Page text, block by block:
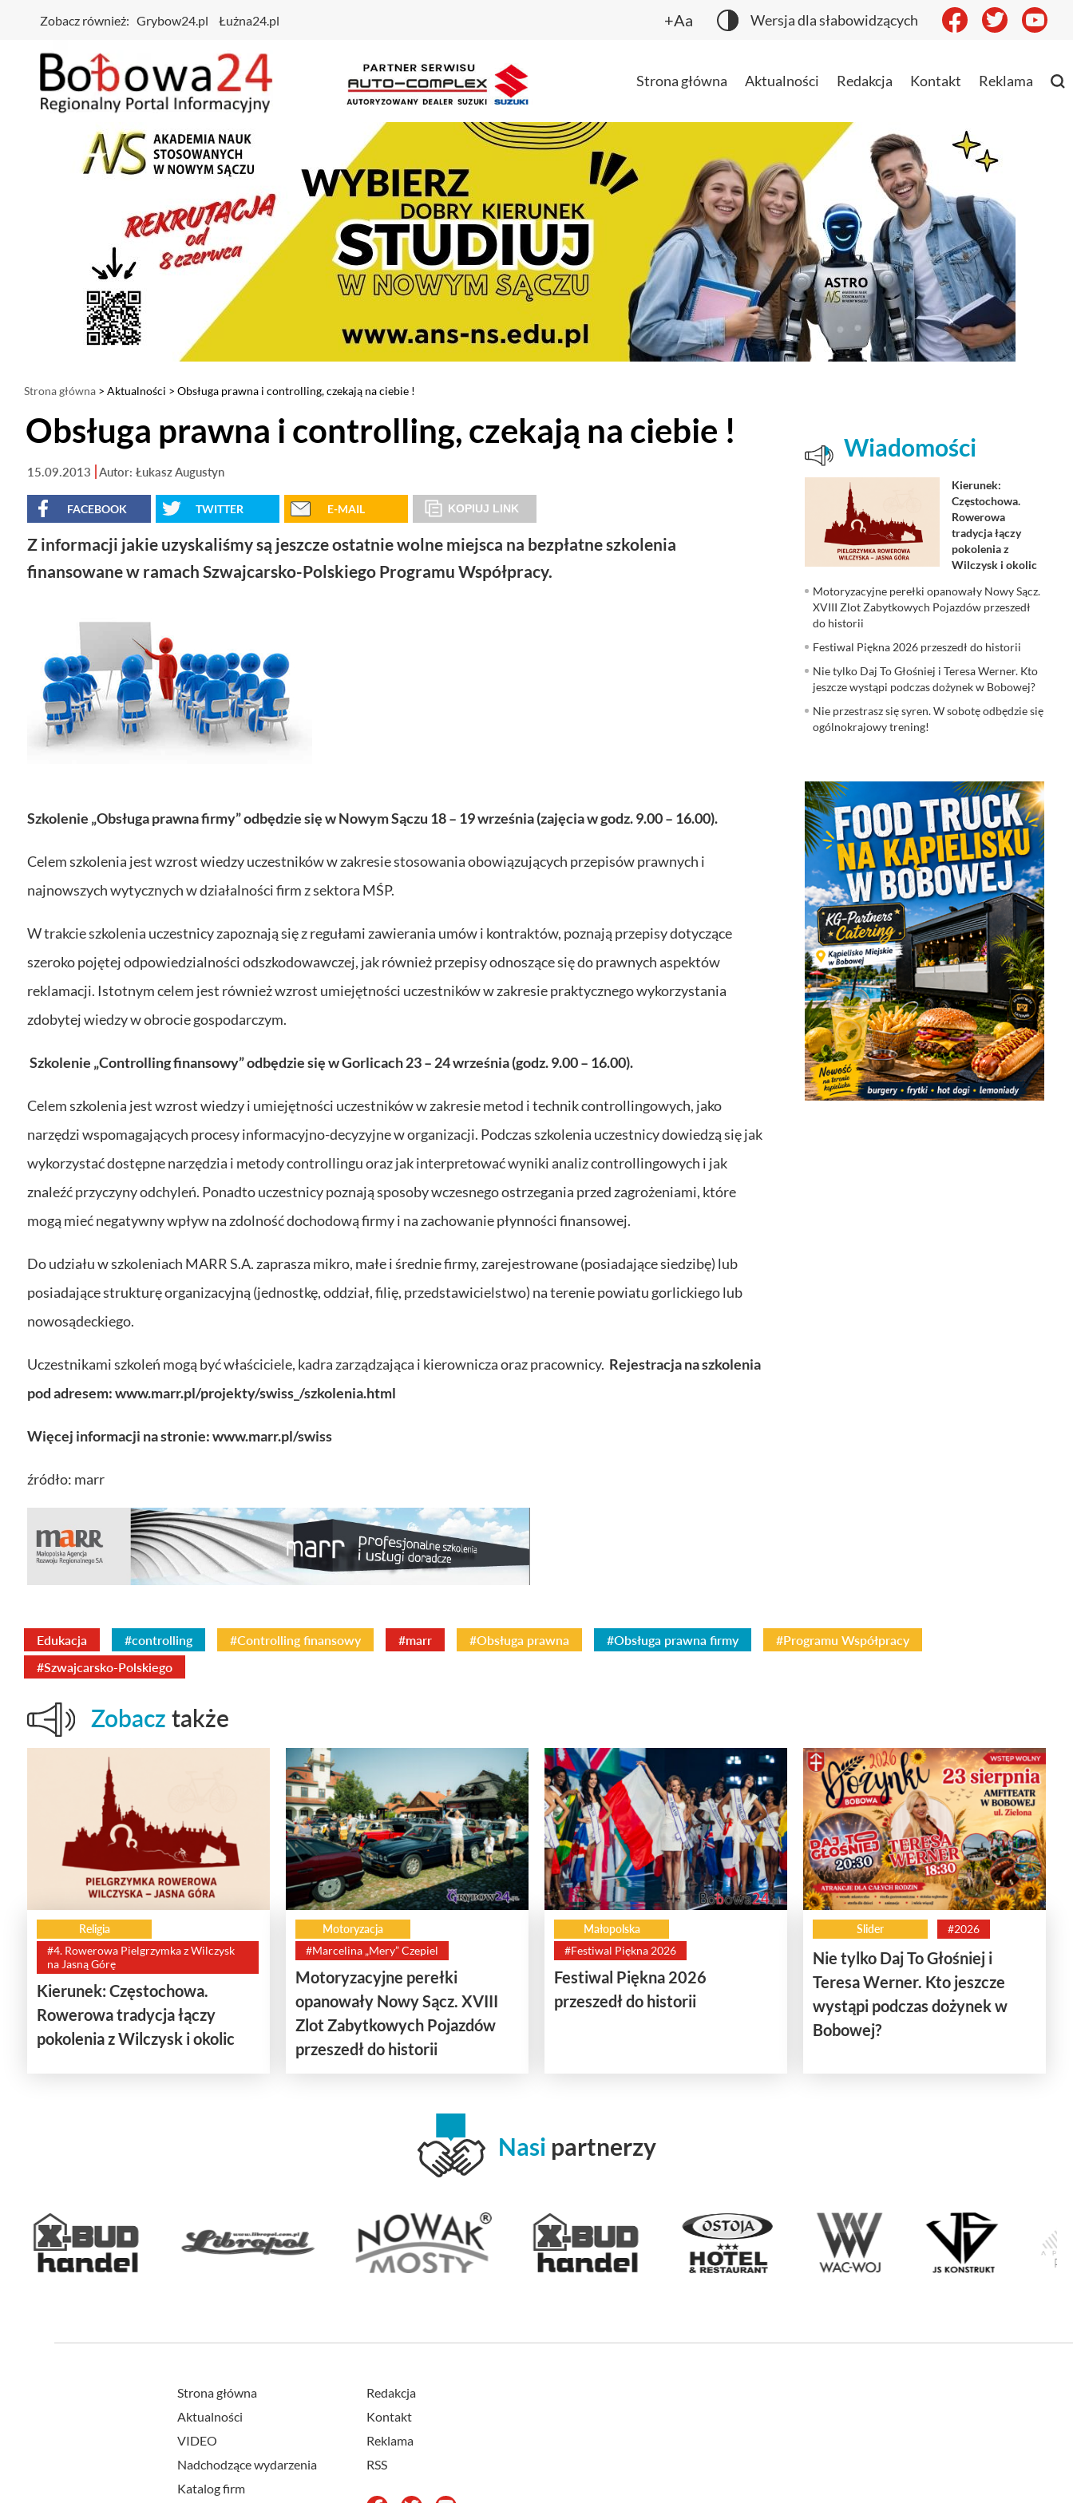
Zobacz również: Grybow24.pl Łużna24.pl +Aa Wersja dla słabowidzących
Strona główna Aktualności Redakcja Kontakt Reklama
Strona główna > Aktualności > Obsługa prawna i controlling, czekają na ciebie !
Obsługa prawna i controlling, czekają na ciebie !
15.09.2013 Autor: Łukasz Augustyn
FACEBOOK TWITTER E-MAIL KOPIUJ LINK
Z informacji jakie uzyskaliśmy są jeszcze ostatnie wolne miejsca na bezpłatne szkolenia
finansowane w ramach Szwajcarsko-Polskiego Programu Współpracy.
Szkolenie „Obsługa prawna firmy” odbędzie się w Nowym Sączu 18 – 19 września (zajęcia w godz. 9.00 – 16.00).
Celem szkolenia jest wzrost wiedzy uczestników w zakresie stosowania obowiązujących przepisów prawnych i
najnowszych wytycznych w działalności firm z sektora MŚP.
W trakcie szkolenia uczestnicy zapoznają się z regułami zawierania umów i kontraktów, poznają przepisy dotyczące
szeroko pojętej odpowiedzialności odszkodowawczej, jak również przepisy odnoszące się do prawnych aspektów
reklamacji. Istotnym celem jest również wzrost umiejętności uczestników w zakresie praktycznego wykorzystania
zdobytej wiedzy w obrocie gospodarczym.
Szkolenie „Controlling finansowy” odbędzie się w Gorlicach 23 – 24 września (godz. 9.00 – 16.00).
Celem szkolenia jest wzrost wiedzy i umiejętności uczestników w zakresie metod i technik controllingowych, jako
narzędzi wspomagających procesy informacyjno-decyzyjne w organizacji. Podczas szkolenia uczestnicy dowiedzą się jak
wykorzystać dostępne narzędzia i metody controllingu oraz jak interpretować wyniki analiz controllingowych i jak
znaleźć przyczyny odchyleń. Ponadto uczestnicy poznają sposoby wczesnego ostrzegania przed zagrożeniami, które
mogą mieć negatywny wpływ na zdolność dochodową firmy i na zachowanie płynności finansowej.
Do udziału w szkoleniach MARR S.A. zaprasza mikro, małe i średnie firmy, zarejestrowane (posiadające siedzibę) lub
posiadające strukturę organizacyjną (jednostkę, oddział, filię, przedstawicielstwo) na terenie powiatu gorlickiego lub
nowosądeckiego.
Uczestnikami szkoleń mogą być właściciele, kadra zarządzająca i kierownicza oraz pracownicy. Rejestracja na szkolenia
pod adresem: www.marr.pl/projekty/swiss_/szkolenia.html
Więcej informacji na stronie: www.marr.pl/swiss
źródło: marr
Wiadomości
Kierunek:
Częstochowa.
Rowerowa
tradycja łączy
pokolenia z
Wilczysk i okolic
Motoryzacyjne perełki opanowały Nowy Sącz.
XVIII Zlot Zabytkowych Pojazdów przeszedł
do historii
Festiwal Piękna 2026 przeszedł do historii
Nie tylko Daj To Głośniej i Teresa Werner. Kto
jeszcze wystąpi podczas dożynek w Bobowej?
Nie przestrasz się syren. W sobotę odbędzie się
ogólnokrajowy trening!
Edukacja #controlling #Controlling finansowy #marr #Obsługa prawna #Obsługa prawna firmy
#Programu Współpracy
#Szwajcarsko-Polskiego
Zobacz także
Religia
#4. Rowerowa Pielgrzymka z Wilczysk
na Jasną Górę
Kierunek: Częstochowa.
Rowerowa tradycja łączy
pokolenia z Wilczysk i okolic
Motoryzacja
#Marcelina „Mery” Czepiel
Motoryzacyjne perełki
opanowały Nowy Sącz. XVIII
Zlot Zabytkowych Pojazdów
przeszedł do historii
Małopolska
#Festiwal Piękna 2026
Festiwal Piękna 2026
przeszedł do historii
Slider #2026
Nie tylko Daj To Głośniej i
Teresa Werner. Kto jeszcze
wystąpi podczas dożynek w
Bobowej?
Nasi partnerzy
Strona główna
Aktualności
VIDEO
Nadchodzące wydarzenia
Katalog firm
Redakcja
Kontakt
Reklama
RSS